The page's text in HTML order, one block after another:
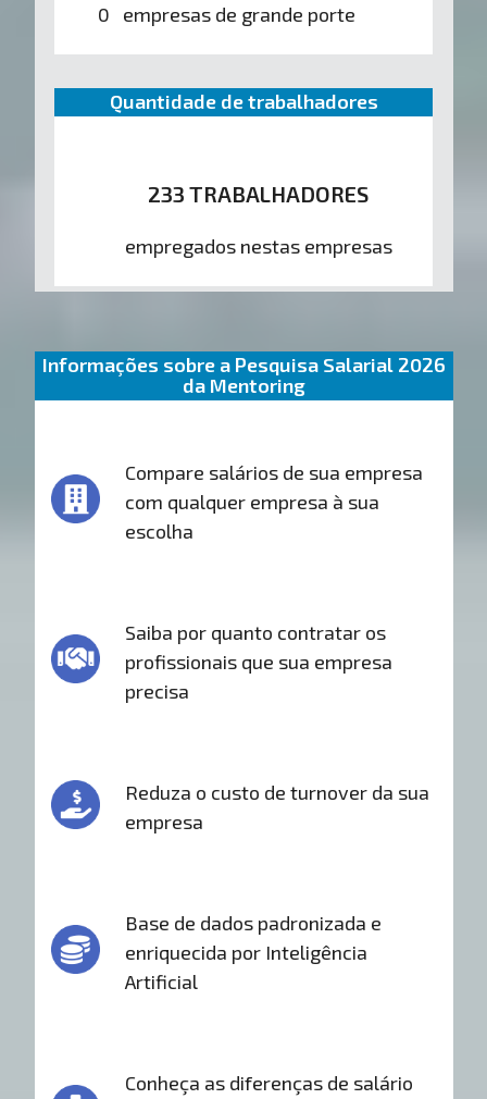
0 empresas de grande porte
Quantidade de trabalhadores
233 TRABALHADORES
empregados nestas empresas
Informações sobre a Pesquisa Salarial 2026
da Mentoring
Compare salários de sua empresa
com qualquer empresa à sua
escolha
Saiba por quanto contratar os
profissionais que sua empresa
precisa
Reduza o custo de turnover da sua
empresa
Base de dados padronizada e
enriquecida por Inteligência
Artificial
Conheça as diferenças de salário